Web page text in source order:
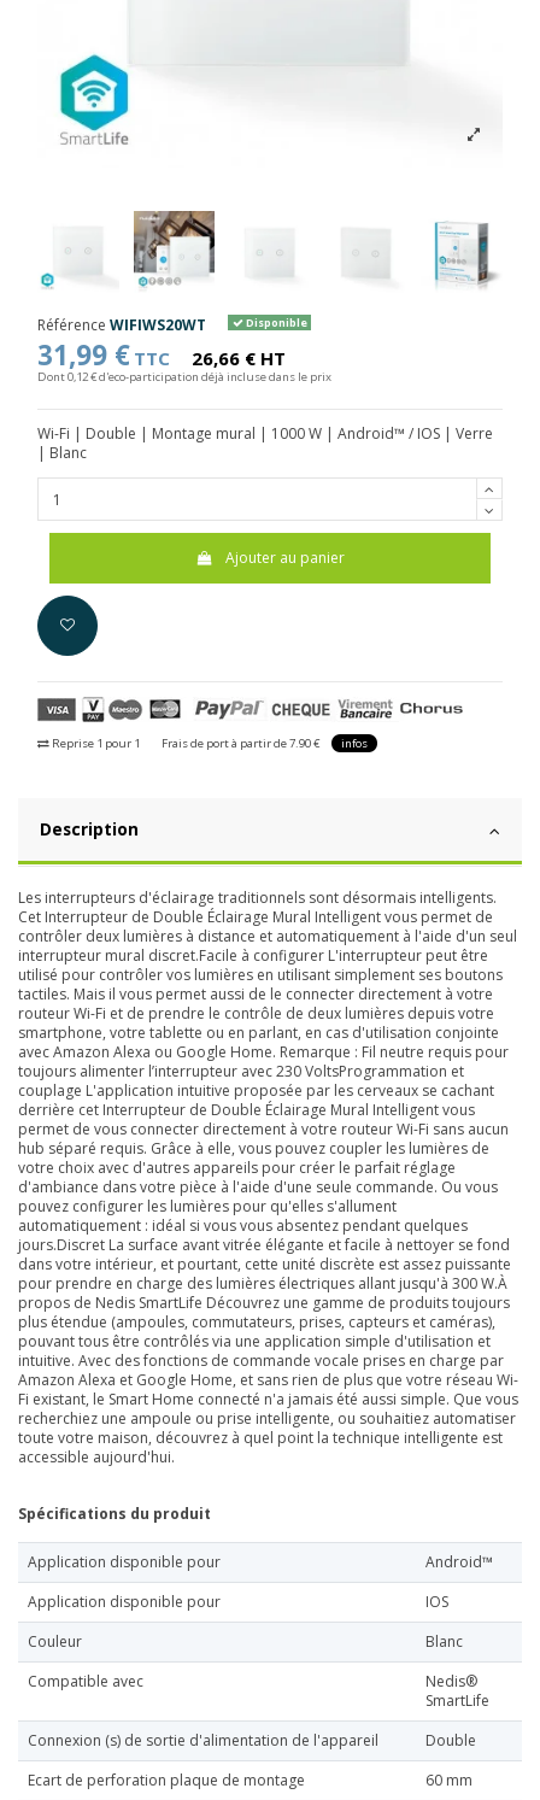
Référence WIFIWS20WT Disponible
31,99 € TTC 26,66 € HT
Dont 0,12 € d'eco-participation déjà incluse dans le prix
Wi-Fi | Double | Montage mural | 1000 W | Android™ / IOS | Verre
| Blanc
Ajouter au panier
Reprise 1 pour 1 Frais de port à partir de 7.90 € infos
Description
Les interrupteurs d'éclairage traditionnels sont désormais intelligents.
Cet Interrupteur de Double Éclairage Mural Intelligent vous permet de
contrôler deux lumières à distance et automatiquement à l'aide d'un seul
interrupteur mural discret.Facile à configurer L'interrupteur peut être
utilisé pour contrôler vos lumières en utilisant simplement ses boutons
tactiles. Mais il vous permet aussi de le connecter directement à votre
routeur Wi-Fi et de prendre le contrôle de deux lumières depuis votre
smartphone, votre tablette ou en parlant, en cas d'utilisation conjointe
avec Amazon Alexa ou Google Home. Remarque : Fil neutre requis pour
toujours alimenter l’interrupteur avec 230 VoltsProgrammation et
couplage L'application intuitive proposée par les cerveaux se cachant
derrière cet Interrupteur de Double Éclairage Mural Intelligent vous
permet de vous connecter directement à votre routeur Wi-Fi sans aucun
hub séparé requis. Grâce à elle, vous pouvez coupler les lumières de
votre choix avec d'autres appareils pour créer le parfait réglage
d'ambiance dans votre pièce à l'aide d'une seule commande. Ou vous
pouvez configurer les lumières pour qu'elles s'allument
automatiquement : idéal si vous vous absentez pendant quelques
jours.Discret La surface avant vitrée élégante et facile à nettoyer se fond
dans votre intérieur, et pourtant, cette unité discrète est assez puissante
pour prendre en charge des lumières électriques allant jusqu'à 300 W.À
propos de Nedis SmartLife Découvrez une gamme de produits toujours
plus étendue (ampoules, commutateurs, prises, capteurs et caméras),
pouvant tous être contrôlés via une application simple d'utilisation et
intuitive. Avec des fonctions de commande vocale prises en charge par
Amazon Alexa et Google Home, et sans rien de plus que votre réseau Wi-
Fi existant, le Smart Home connecté n'a jamais été aussi simple. Que vous
recherchiez une ampoule ou prise intelligente, ou souhaitiez automatiser
toute votre maison, découvrez à quel point la technique intelligente est
accessible aujourd'hui.
Spécifications du produit
Application disponible pour
Android™
Application disponible pour
IOS
Couleur
Blanc
Compatible avec
Nedis®
SmartLife
Connexion (s) de sortie d'alimentation de l'appareil
Double
Ecart de perforation plaque de montage
60 mm